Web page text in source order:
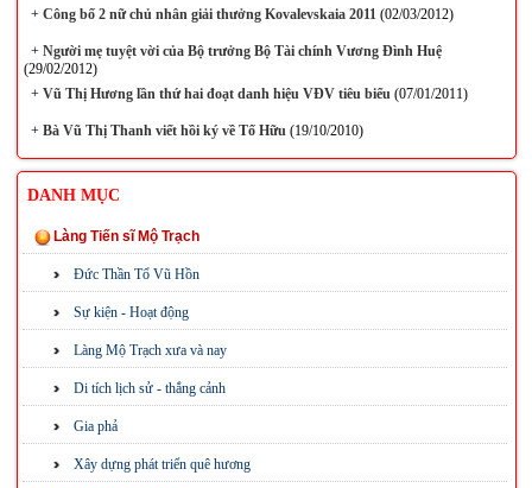
+Công bố 2 nữ chủ nhân giải thưởng Kovalevskaia 2011(02/03/2012)
+Người mẹ tuyệt vời của Bộ trưởng Bộ Tài chính Vương Đình Huệ
(29/02/2012)
+Vũ Thị Hương lần thứ hai đoạt danh hiệu VĐV tiêu biểu(07/01/2011)
+Bà Vũ Thị Thanh viết hồi ký về Tố Hữu(19/10/2010)
DANH MỤC
Làng Tiến sĩ Mộ Trạch
Đức Thần Tổ Vũ Hồn
Sự kiện - Hoạt động
Làng Mộ Trạch xưa và nay
Di tích lịch sử - thắng cảnh
Gia phả
Xây dựng phát triển quê hương